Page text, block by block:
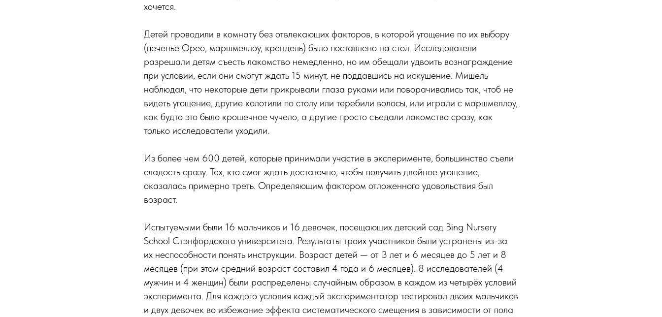
хочется.
Детей проводили в комнату без отвлекающих факторов, в которой угощение по их выбору
(печенье Орео, маршмеллоу, крендель) было поставлено на стол. Исследователи
разрешали детям съесть лакомство немедленно, но им обещали удвоить вознаграждение
при условии, если они смогут ждать 15 минут, не поддавшись на искушение. Мишель
наблюдал, что некоторые дети прикрывали глаза руками или поворачивались так, чтоб не
видеть угощение, другие колотили по столу или теребили волосы, или играли с маршмеллоу,
как будто это было крошечное чучело, а другие просто съедали лакомство сразу, как
только исследователи уходили.
Из более чем 600 детей, которые принимали участие в эксперименте, большинство съели
сладость сразу. Тех, кто смог ждать достаточно, чтобы получить двойное угощение,
оказалась примерно треть. Определяющим фактором отложенного удовольствия был
возраст.
Испытуемыми были 16 мальчиков и 16 девочек, посещающих детский сад Bing Nursery
School Стэнфордского университета. Результаты троих участников были устранены из-за
их неспособности понять инструкции. Возраст детей — от 3 лет и 6 месяцев до 5 лет и 8
месяцев (при этом средний возраст составил 4 года и 6 месяцев). 8 исследователей (4
мужчин и 4 женщин) были распределены случайным образом в каждом из четырёх условий
эксперимента. Для каждого условия каждый экспериментатор тестировал двоих мальчиков
и двух девочек во избежание эффекта систематического смещения в зависимости от пола